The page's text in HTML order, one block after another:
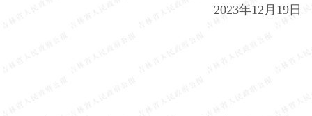
2023年12月19日